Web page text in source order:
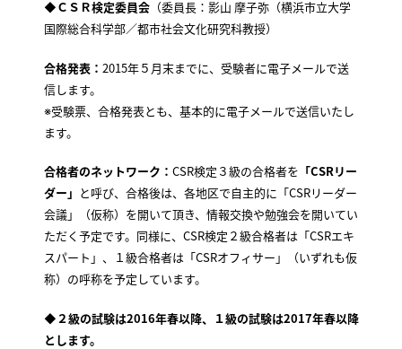
◆ＣＳＲ検定委員会（委員長：影山 摩子弥（横浜市立大学
国際総合科学部／都市社会文化研究科教授）
合格発表： 2015年５月末までに、受験者に電子メールで送
信します。
※受験票、合格発表とも、基本的に電子メールで送信いたし
ます。
合格者のネットワーク： CSR検定３級の合格者を 「CSRリー
ダー」 と呼び、合格後は、各地区で自主的に「CSRリーダー
会議」（仮称）を開いて頂き、情報交換や勉強会を開いてい
ただく予定です。同様に、CSR検定２級合格者は「CSRエキ
スパート」、１級合格者は「CSRオフィサー」（いずれも仮
称）の呼称を予定しています。
◆２級の試験は2016年春以降、１級の試験は2017年春以降
とします。